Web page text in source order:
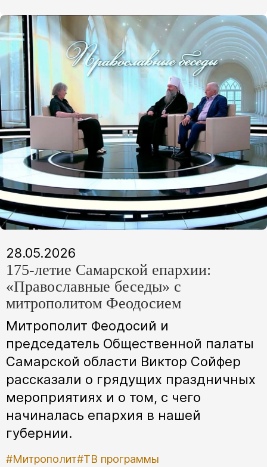
28.05.2026
175-летие Самарской епархии:
«Православные беседы» с
митрополитом Феодосием
Митрополит Феодосий и
председатель Общественной палаты
Самарской области Виктор Сойфер
рассказали о грядущих праздничных
мероприятиях и о том, с чего
начиналась епархия в нашей
губернии.
#Митрополит#ТВ программы